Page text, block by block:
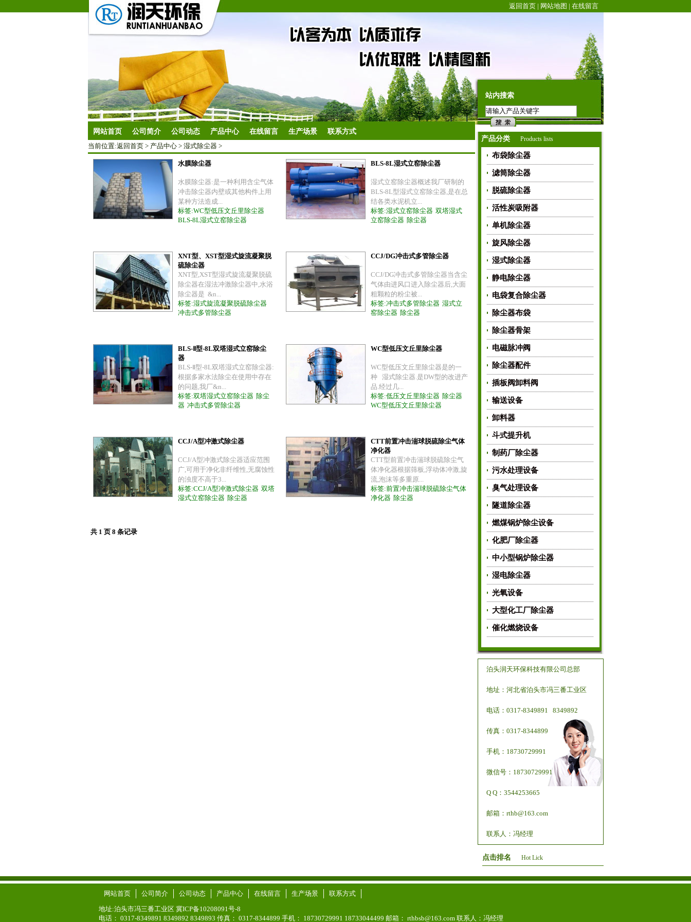
返回首页| 网站地图 | 在线留言
网站首页 公司简介 公司动态 产品中心 在线留言 生产场景
联系方式
当前位置:返回首页> 产品中心> 湿式除尘器>
水膜除尘器
水膜除尘器:是一种利用含尘气体
冲击除尘器内壁或其他构件上用
某种方法造成...
标签:WC型低压文丘里除尘器
BLS-8L湿式立窑除尘器
BLS-8L湿式立窑除尘器
湿式立窑除尘器概述我厂研制的
BLS-8L型湿式立窑除尘器,是在总
结各类水泥机立...
标签:湿式立窑除尘器 双塔湿式
立窑除尘器 除尘器
XNT型、XST型湿式旋流凝聚脱
硫除尘器
XNT型,XST型湿式旋流凝聚脱硫
除尘器在湿法冲激除尘器中,水浴
除尘器是 &n...
标签:湿式旋流凝聚脱硫除尘器
冲击式多管除尘器
CCJ/DG冲击式多管除尘器
CCJ/DG冲击式多管除尘器当含尘
气体由进风口进入除尘器后,大面
粗颗粒的粉尘被...
标签:冲击式多管除尘器 湿式立
窑除尘器 除尘器
BLS-Ⅱ型-8L双塔湿式立窑除尘
器
BLS-Ⅱ型-8L双塔湿式立窑除尘器:
根据多家水法除尘在使用中存在
的问题,我厂&n...
标签:双塔湿式立窑除尘器 除尘
器 冲击式多管除尘器
WC型低压文丘里除尘器
WC型低压文丘里除尘器是的一
种 湿式除尘器.是DW型的改进产
品.经过几...
标签:低压文丘里除尘器 除尘器
WC型低压文丘里除尘器
CCJ/A型冲激式除尘器
CCJ/A型冲激式除尘器适应范围
广,可用于净化非纤维性,无腐蚀性
的浊度不高于3...
标签:CCJ/A型冲激式除尘器 双塔
湿式立窑除尘器 除尘器
CTT前置冲击湍球脱硫除尘气体
净化器
CTT型前置冲击湍球脱硫除尘气
体净化器根据筛板,浮动体冲激,旋
流,泡沫等多重原...
标签:前置冲击湍球脱硫除尘气体
净化器 除尘器
共 1 页 8 条记录
站内搜索
产品分类 Products lists
布袋除尘器
滤筒除尘器
脱硫除尘器
活性炭吸附器
单机除尘器
旋风除尘器
湿式除尘器
静电除尘器
电袋复合除尘器
除尘器布袋
除尘器骨架
电磁脉冲阀
除尘器配件
插板阀卸料阀
输送设备
卸料器
斗式提升机
制药厂除尘器
污水处理设备
臭气处理设备
隧道除尘器
燃煤锅炉除尘设备
化肥厂除尘器
中小型锅炉除尘器
湿电除尘器
光氧设备
大型化工厂除尘器
催化燃烧设备
泊头润天环保科技有限公司总部
地址：河北省泊头市冯三番工业区
电话：0317-8349891 8349892
传真：0317-8344899
手机：18730729991
微信号：18730729991
Q Q：3544253665
邮箱：rthb@163.com
联系人：冯经理
点击排名 Hot Lick
网站首页 公司简介 公司动态 产品中心 在线留言 生产场景
联系方式
地址:泊头市冯三番工业区 冀ICP备10208091号-8
电话： 0317-8349891 8349892 8349893 传真： 0317-8344899 手机： 18730729991 18733044499 邮箱： rthbsb@163.com 联系人：冯经理